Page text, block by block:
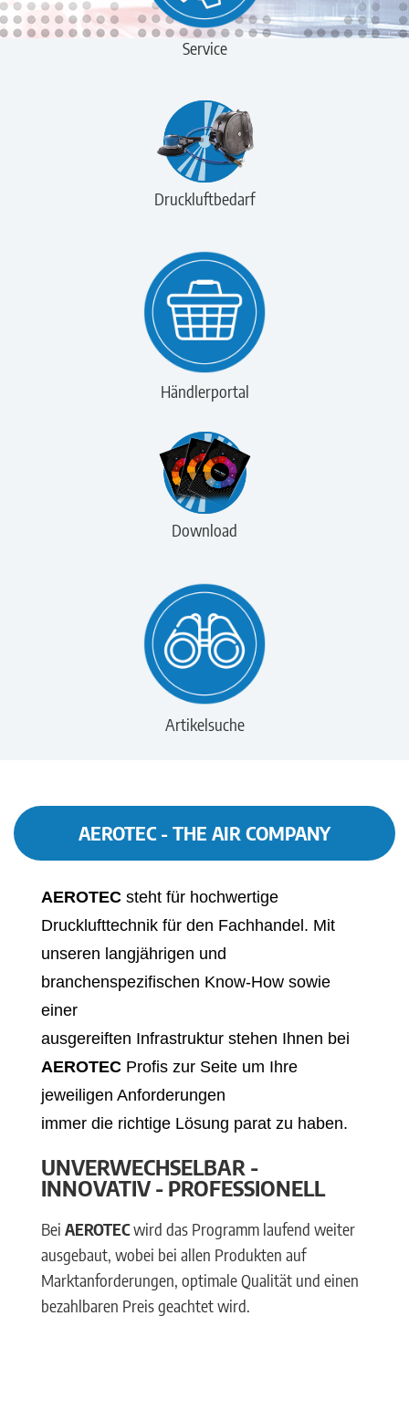
Service
Druckluftbedarf
Händlerportal
Download
Artikelsuche
AEROTEC - THE AIR COMPANY
AEROTEC steht für hochwertige
Drucklufttechnik für den Fachhandel. Mit
unseren langjährigen und
branchenspezifischen Know-How sowie
einer
ausgereiften Infrastruktur stehen Ihnen bei
AEROTEC Profis zur Seite um Ihre
jeweiligen Anforderungen
immer die richtige Lösung parat zu haben.
UNVERWECHSELBAR -
INNOVATIV - PROFESSIONELL
Bei AEROTECwird das Programm laufend weiter
ausgebaut, wobei bei allen Produkten auf
Marktanforderungen, optimale Qualität und einen
bezahlbaren Preis geachtet wird.